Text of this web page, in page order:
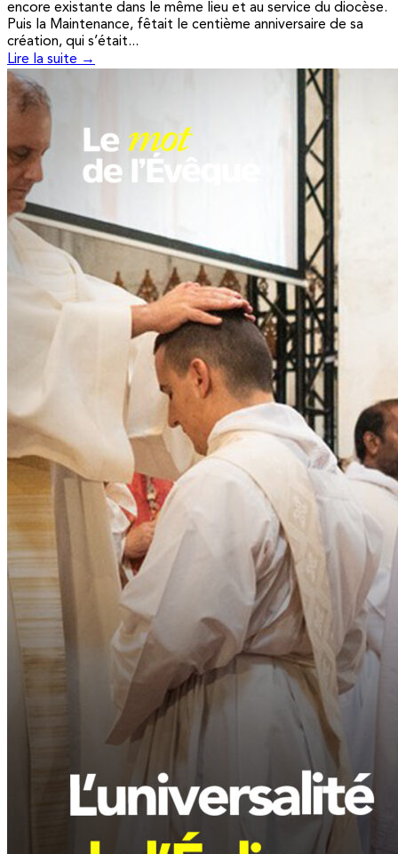
encore existante dans le même lieu et au service du diocèse.
Puis la Maintenance, fêtait le centième anniversaire de sa
création, qui s’était...
Lire la suite →